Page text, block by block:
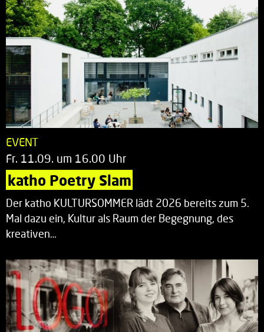
EVENT
Fr. 11.09. um 16.00 Uhr
katho Poetry Slam
Der katho KULTURSOMMER lädt 2026 bereits zum 5.
Mal dazu ein, Kultur als Raum der Begegnung, des
kreativen…